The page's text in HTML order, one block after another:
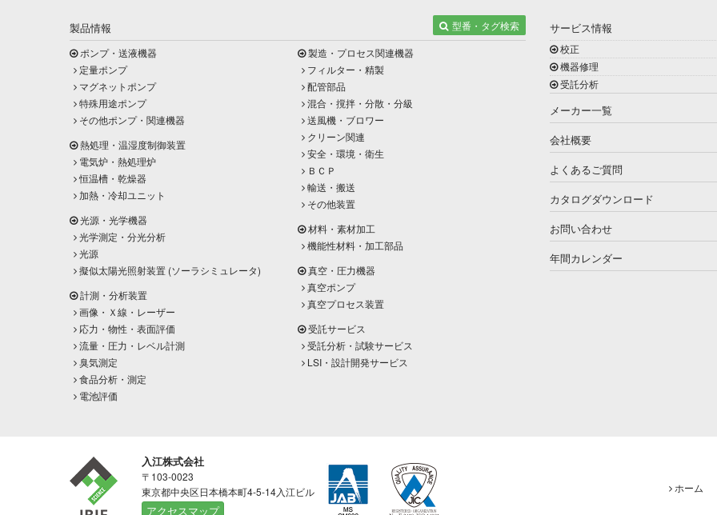
製品情報
型番・タグ検索
ポンプ・送液機器
定量ポンプ
マグネットポンプ
特殊用途ポンプ
その他ポンプ・関連機器
熱処理・温湿度制御装置
電気炉・熱処理炉
恒温槽・乾燥器
加熱・冷却ユニット
光源・光学機器
光学測定・分光分析
光源
擬似太陽光照射装置 (ソーラシミュレータ)
計測・分析装置
画像・Ｘ線・レーザー
応力・物性・表面評価
流量・圧力・レベル計測
臭気測定
食品分析・測定
電池評価
製造・プロセス関連機器
フィルター・精製
配管部品
混合・撹拌・分散・分級
送風機・ブロワー
クリーン関連
安全・環境・衛生
ＢＣＰ
輸送・搬送
その他装置
材料・素材加工
機能性材料・加工部品
真空・圧力機器
真空ポンプ
真空プロセス装置
受託サービス
受託分析・試験サービス
LSI・設計開発サービス
サービス情報
校正
機器修理
受託分析
メーカー一覧
会社概要
よくあるご質問
カタログダウンロード
お問い合わせ
年間カレンダー
入江株式会社
〒103-0023
東京都中央区日本橋本町4-5-14入江ビル
アクセスマップ
ホーム